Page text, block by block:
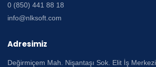
0 (850) 441 88 18
info@nlksoft.com
Adresimiz
Değirmiçem Mah. Nişantaşı Sok. Elit İş